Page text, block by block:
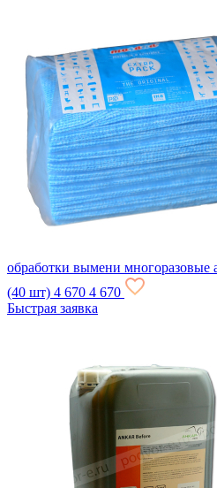
обработки вымени многоразовые
(40 шт) 4 670 4 670
Быстрая заявка